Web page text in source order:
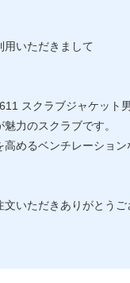
用いただきまして
スクラブジャケット
力のスクラブです。
めるベンチレーション
いただきありがとうご